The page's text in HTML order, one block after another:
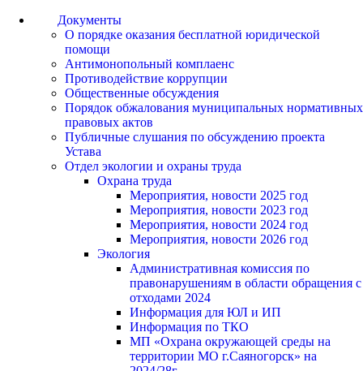
Документы
О порядке оказания бесплатной юридической
помощи
Антимонопольный комплаенс
Противодействие коррупции
Общественные обсуждения
Порядок обжалования муниципальных нормативных
правовых актов
Публичные слушания по обсуждению проекта
Устава
Отдел экологии и охраны труда
Охрана труда
Мероприятия, новости 2025 год
Мероприятия, новости 2023 год
Мероприятия, новости 2024 год
Мероприятия, новости 2026 год
Экология
Административная комиссия по
правонарушениям в области обращения с
отходами 2024
Информация для ЮЛ и ИП
Информация по ТКО
МП «Охрана окружающей среды на
территории МО г.Саяногорск» на